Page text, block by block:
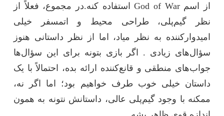
از اسم God of War استفاده کنه.در مجموع، فعلاً از
نظر گیم‌پلی، طراحی محیط و اتمسفر خیلی
امیدوارکننده به نظر میاد، اما از نظر داستانی هنوز
سؤال‌های زیادی . اگر بازی بتونه برای این سؤال‌ها
جواب‌های منطقی و قانع‌کننده ارائه بده، احتمالاً با یک
داستان خیلی خوب طرف خواهیم بود؛ اما اگر نه،
ممکنه با وجود گیم‌پلی عالی، داستانش نتونه به همون